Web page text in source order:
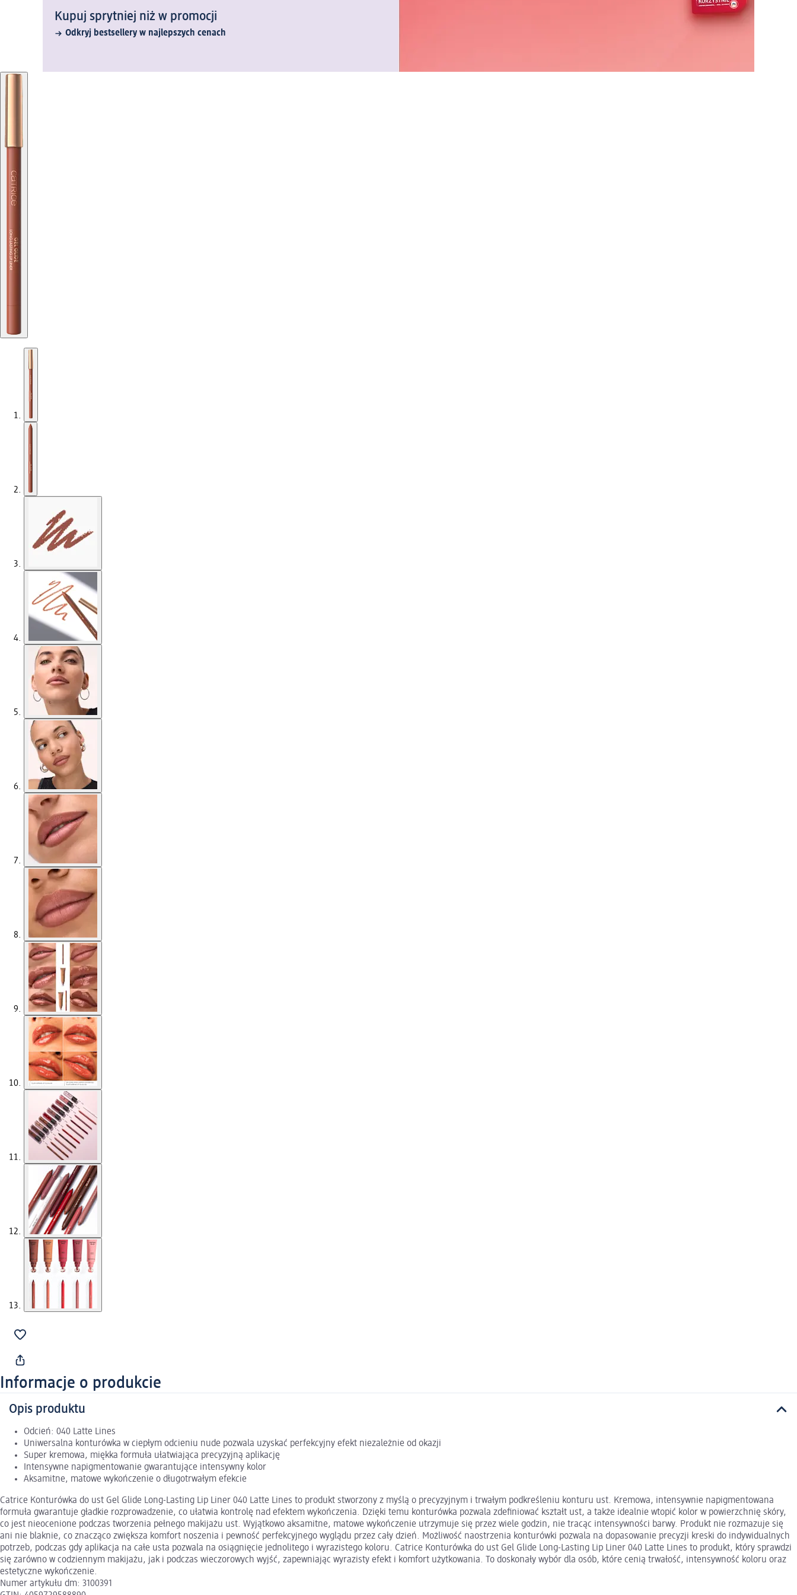
Kupuj sprytniej niż w promocji
Odkryj bestsellery w najlepszych cenach
Informacje o produkcie
Opis produktu
Odcień: 040 Latte Lines
Uniwersalna konturówka w ciepłym odcieniu nude pozwala uzyskać perfekcyjny efekt niezależnie od okazji
Super kremowa, miękka formuła ułatwiająca precyzyjną aplikację
Intensywne napigmentowanie gwarantujące intensywny kolor
Aksamitne, matowe wykończenie o długotrwałym efekcie
Catrice Konturówka do ust Gel Glide Long-Lasting Lip Liner 040 Latte Lines to produkt stworzony z myślą o precyzyjnym i trwałym podkreśleniu konturu ust. Kremowa, intensywnie napigmentowana
formuła gwarantuje gładkie rozprowadzenie, co ułatwia kontrolę nad efektem wykończenia. Dzięki temu konturówka pozwala zdefiniować kształt ust, a także idealnie wtopić kolor w powierzchnię skóry,
co jest nieocenione podczas tworzenia pełnego makijażu ust. Wyjątkowo aksamitne, matowe wykończenie utrzymuje się przez wiele godzin, nie tracąc intensywności barwy. Produkt nie rozmazuje się
ani nie blaknie, co znacząco zwiększa komfort noszenia i pewność perfekcyjnego wyglądu przez cały dzień. Możliwość naostrzenia konturówki pozwala na dopasowanie precyzji kreski do indywidualnych
potrzeb, podczas gdy aplikacja na całe usta pozwala na osiągnięcie jednolitego i wyrazistego koloru. Catrice Konturówka do ust Gel Glide Long-Lasting Lip Liner 040 Latte Lines to produkt, który sprawdzi
się zarówno w codziennym makijażu, jak i podczas wieczorowych wyjść, zapewniając wyrazisty efekt i komfort użytkowania. To doskonały wybór dla osób, które cenią trwałość, intensywność koloru oraz
estetyczne wykończenie.
Numer artykułu dm: 3100391